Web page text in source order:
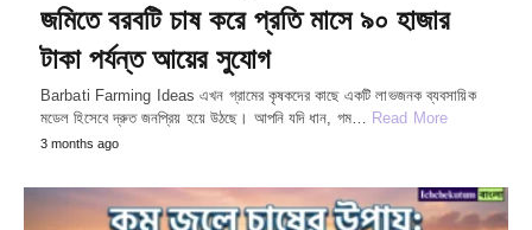
জমিতে বরবটি চাষ করে প্রতি মাসে ৯০ হাজার
টাকা পর্যন্ত আয়ের সুযোগ
Barbati Farming Ideas এখন গ্রামের কৃষকদের কাছে একটি লাভজনক ব্যবসায়িক
মডেল হিসেবে দ্রুত জনপ্রিয় হয়ে উঠছে। আপনি যদি ধান, গম…
Read More
3 months ago